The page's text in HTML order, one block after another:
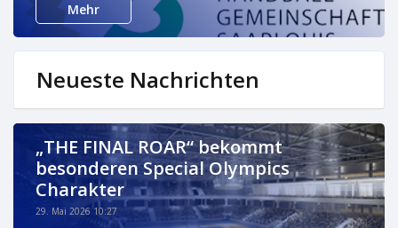
Mehr
Neueste Nachrichten
„THE FINAL ROAR“ bekommt
besonderen Special Olympics
Charakter
29. Mai 2026 10:27